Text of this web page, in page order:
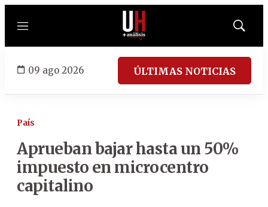
Menú
Mostrar
09 ago 2026 ÚLTIMAS NOTICIAS
País
Aprueban bajar hasta un 50%
impuesto en microcentro
capitalino